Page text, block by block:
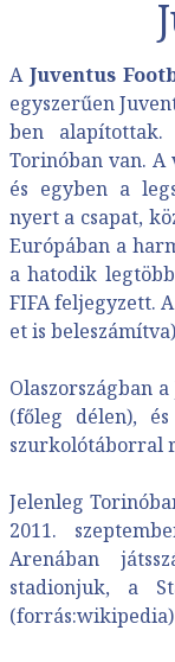
A Juventus
egyszerűen
ben alapítottak.
Torinóban van.
és egyben a
nyert a csapat,
Európában a
a hatodik
FIFA feljegyzett.
et is
Olaszországban
(főleg délen),
szurkolótáborral
Jelenleg
2011.
Arenában
stadionjuk, a
(forrás:wikipedia)